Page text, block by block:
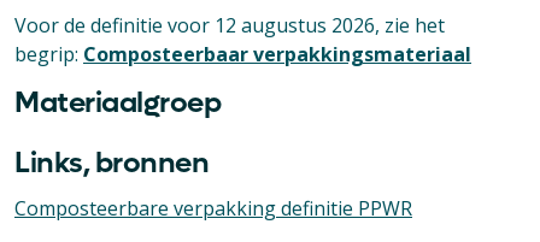
Voor de definitie voor 12 augustus 2026, zie het
begrip: Composteerbaar verpakkingsmateriaal
Materiaalgroep
Links, bronnen
Composteerbare verpakking definitie PPWR